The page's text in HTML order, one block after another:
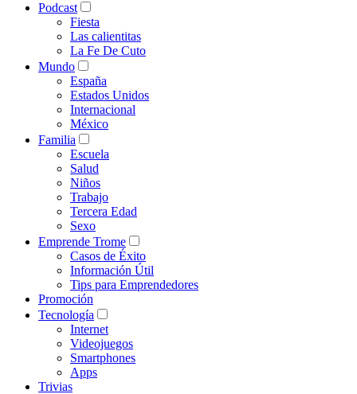
Podcast
Fiesta
Las calientitas
La Fe De Cuto
Mundo
España
Estados Unidos
Internacional
México
Familia
Escuela
Salud
Niños
Trabajo
Tercera Edad
Sexo
Emprende Trome
Casos de Éxito
Información Útil
Tips para Emprendedores
Promoción
Tecnología
Internet
Videojuegos
Smartphones
Apps
Trivias